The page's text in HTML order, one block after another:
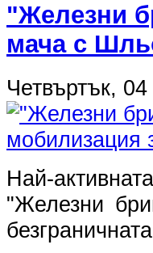
"Железни
мача с
Четвъртък,
Най-
"Железни